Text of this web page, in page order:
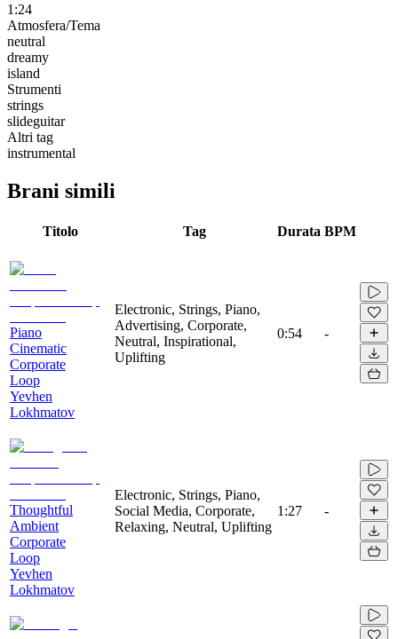
1:24
Atmosfera/Tema
neutral
dreamy
island
Strumenti
strings
slideguitar
Altri tag
instrumental
Brani simili
Titolo Tag Durata BPM
Piano
Cinematic
Corporate
Loop
Yevhen
Lokhmatov
Electronic, Strings, Piano,
Advertising, Corporate,
Neutral, Inspirational,
Uplifting
0:54 -
Thoughtful
Ambient
Corporate
Loop
Yevhen
Lokhmatov
Electronic, Strings, Piano,
Social Media, Corporate,
Relaxing, Neutral, Uplifting
1:27 -